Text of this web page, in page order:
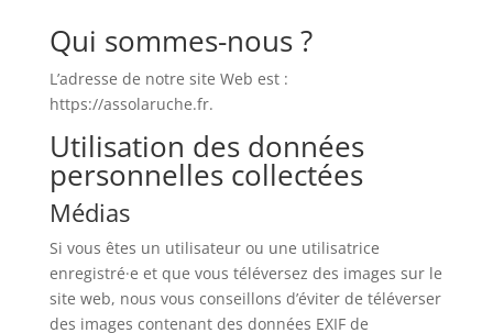
Qui sommes-nous ?
L’adresse de notre site Web est :
https://assolaruche.fr.
Utilisation des données
personnelles collectées
Médias
Si vous êtes un utilisateur ou une utilisatrice
enregistré·e et que vous téléversez des images sur le
site web, nous vous conseillons d’éviter de téléverser
des images contenant des données EXIF de